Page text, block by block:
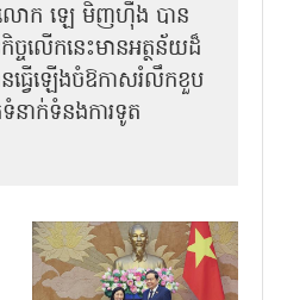
មលោក ឡេ មិញហ៊ឹង បាន
ចលើកនេះមានអត្ថន័យដ៏
វើឡើងចំឱកាសរំលឹកខួប
នាក់ទំនងការទូត